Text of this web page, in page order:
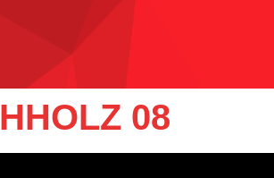
08